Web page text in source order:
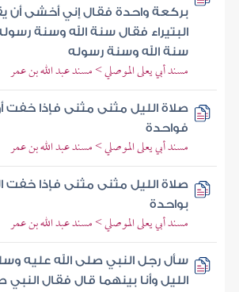
بركعة واحدة فقال إني أخشى أن
البتيراء فقال سنة الله وسنة
سنة الله وسنة رسوله
مسند أبي يعلى الموصلي > مسند عبد الله بن عمر
صلاة الليل مثنى مثنى فإذا
فواحدة
مسند أبي يعلى الموصلي > مسند عبد الله بن عمر
صلاة الليل مثنى مثنى فإذا خفت
بواحدة
مسند أبي يعلى الموصلي > مسند عبد الله بن عمر
سأل رجل النبي صلى الله عليه
الليل وأنا بينهما قال فقال النبي